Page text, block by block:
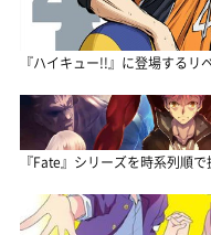
『ハイキュー!!』に登場するリ
『Fate』シリーズを時系列順